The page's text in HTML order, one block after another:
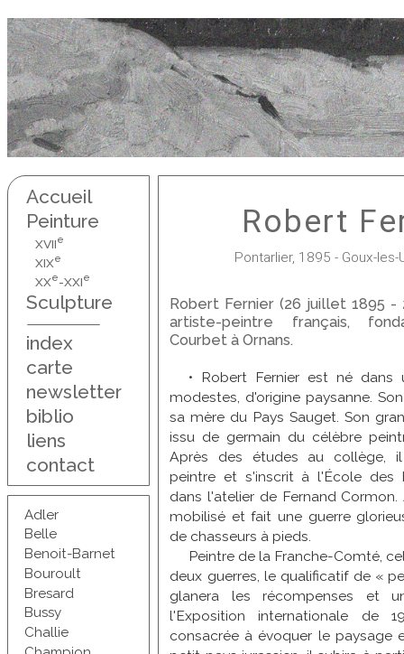
Accueil
Peinture
XVIIe
XIXe
XXe-XXIe
Sculpture
index
carte
newsletter
biblio
liens
contact
Adler
Belle
Benoit-Barnet
Bouroult
Bresard
Bussy
Challie
Robert
Pontarlier, 1895 - Goux-
Robert Fernier (26 juillet 1895 -
artiste-peintre français,
Courbet à Ornans.
• Robert Fernier est né dans
modestes, d'origine paysanne.
sa mère du Pays Sauget. Son
issu de germain du célèbre
Après des études au collège,
peintre et s'inscrit à l'École des
dans l'atelier de Fernand
mobilisé et fait une guerre
de chasseurs à pieds.
Peintre de la Franche-Comté,
deux guerres, le qualificatif de «
glanera les récompenses et
l'Exposition internationale de
consacrée à évoquer le